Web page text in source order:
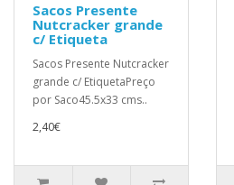
Sacos Presente
Nutcracker grande
c/ Etiqueta
Sacos Presente Nutcracker
grande c/ EtiquetaPreço
por Saco45.5x33 cms..
2,40€